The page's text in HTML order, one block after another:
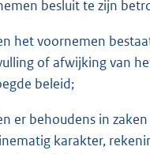
besluit te zijn
het voornemen
of afwijking van
beleid;
er behoudens in
karakter,